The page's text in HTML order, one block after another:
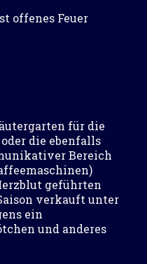
offenes Feuer
für die
die ebenfalls
Bereich
geführten
verkauft unter
ein
und anderes